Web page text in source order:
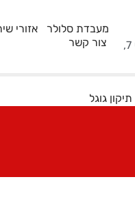
ז'בוטינסקי 7,
מעבדת סלולר אזורי
צור קשר
תיקון גוגל